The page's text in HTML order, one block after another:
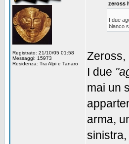
Registrato: 21/10/05 01:58
Messaggi: 15973
Residenza: Tra Alpi e Tanaro
zeross
I due
bianco
Zeross,
I due
mai un
arma,